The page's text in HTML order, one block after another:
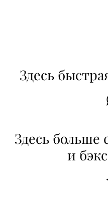
Здесь
Здесь больше
и